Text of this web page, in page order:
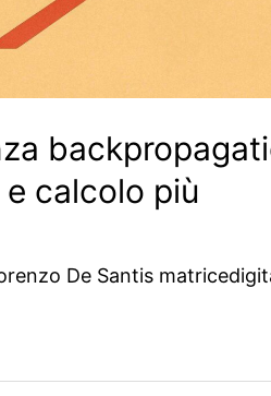
calcolo più
De Santis